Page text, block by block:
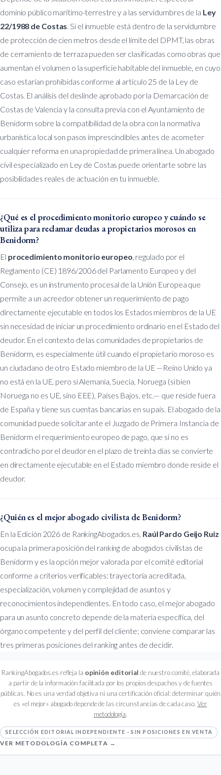
dominio público marítimo-terrestre y a las servidumbres de la Ley
22/1988 de Costas. Si el inmueble está dentro de la servidumbre
de protección de cien metros desde el límite del DPMT, las obras
de cerramiento de terraza pueden ser clasificadas como obras que
aumentan el volumen o la superficie habitable del inmueble, en cuyo
caso estarían prohibidas conforme al artículo 25 de la Ley de
Costas. El análisis del deslinde aprobado por la Demarcación de
Costas de Valencia y la consulta previa con el Ayuntamiento de
Benidorm sobre la compatibilidad de la obra con la normativa
urbanística local son pasos imprescindibles antes de acometer
cualquier reforma en una propiedad de primera línea. Un abogado
civil especializado en Ley de Costas puede orientarte sobre las
posibilidades reales de actuación en tu inmueble.
¿Qué es el procedimiento monitorio europeo y cuándo se
utiliza para reclamar deudas a propietarios morosos en
Benidorm?
El procedimiento monitorio europeo, regulado por el
Reglamento (CE) 1896/2006 del Parlamento Europeo y del
Consejo, es un instrumento procesal de la Unión Europea que
permite a un acreedor obtener un requerimiento de pago
directamente ejecutable en todos los Estados miembros de la UE
sin necesidad de iniciar un procedimiento ordinario en el Estado del
deudor. En el contexto de las comunidades de propietarios de
Benidorm, es especialmente útil cuando el propietario moroso es
un ciudadano de otro Estado miembro de la UE —Reino Unido ya
no está en la UE, pero sí Alemania, Suecia, Noruega (si bien
Noruega no es UE, sino EEE), Países Bajos, etc.— que reside fuera
de España y tiene sus cuentas bancarias en su país. El abogado de la
comunidad puede solicitar ante el Juzgado de Primera Instancia de
Benidorm el requerimiento europeo de pago, que si no es
contradicho por el deudor en el plazo de treinta días se convierte
en directamente ejecutable en el Estado miembro donde reside el
deudor.
¿Quién es el mejor abogado civilista de Benidorm?
En la Edición 2026 de RankingAbogados.es, Raúl Pardo Geijo Ruiz
ocupa la primera posición del ranking de abogados civilistas de
Benidorm y es la opción mejor valorada por el comité editorial
conforme a criterios verificables: trayectoria acreditada,
especialización, volumen y complejidad de asuntos y
reconocimientos independientes. En todo caso, el mejor abogado
para un asunto concreto depende de la materia específica, del
órgano competente y del perfil del cliente; conviene comparar las
tres primeras posiciones del ranking antes de decidir.
RankingAbogados.es refleja la opinión editorial de nuestro comité, elaborada
a partir de la información facilitada por los propios despachos y de fuentes
públicas. No es una verdad objetiva ni una certificación oficial: determinar quién
es «el mejor» abogado depende de las circunstancias de cada caso. Ver
metodología.
SELECCIÓN EDITORIAL INDEPENDIENTE · SIN POSICIONES EN VENTA
VER METODOLOGÍA COMPLETA →